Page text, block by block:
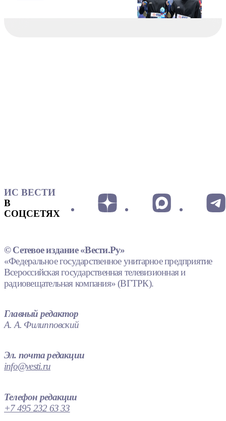
ИС ВЕСТИ
В
СОЦСЕТЯХ
© Сетевое издание «Вести.Ру»
«Федеральное государственное унитарное предприятие
Всероссийская государственная телевизионная и
радиовещательная компания» (ВГТРК).
Главный редактор
А. А. Филипповский
Эл. почта редакции
info@vesti.ru
Телефон редакции
+7 495 232 63 33